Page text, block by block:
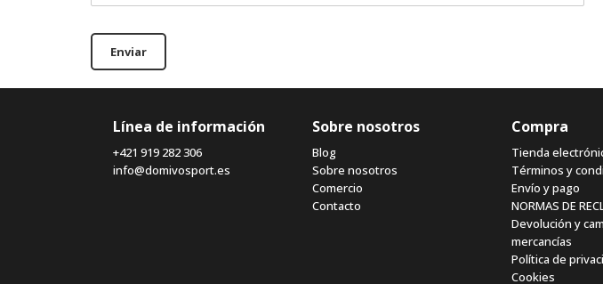
Enviar
Línea de información
+421 919 282 306
info@domivosport.es
Sobre nosotros
Blog
Sobre nosotros
Comercio
Contacto
Compra
Tienda
Términos y
Envío y pago
NORMAS DE
Devolución y
mercancías
Política de
Cookies